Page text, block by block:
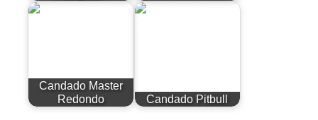
Candado Master
Redondo
Candado Pitbull